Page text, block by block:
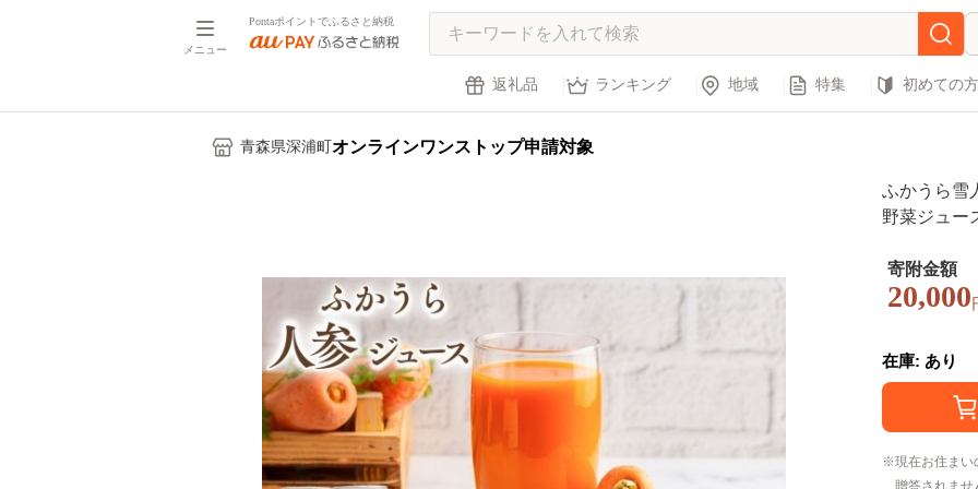
メニュー
Pontaポイントでふるさと納税
返礼品 ランキング 地域 特集 初めての方
青森県深浦町 オンラインワンストップ申請対象
ふかうら雪
野菜ジュー
寄附金額
20,000
在庫: あり
現在お住まい
贈答されませ